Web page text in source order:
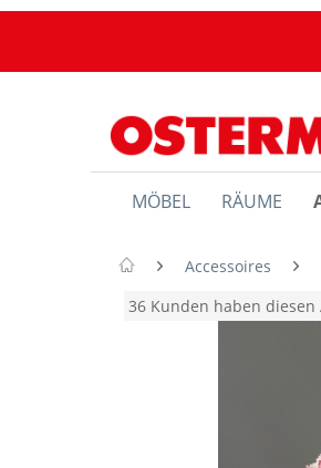
MÖBEL RÄUME
Accessoires
36 Kunden haben